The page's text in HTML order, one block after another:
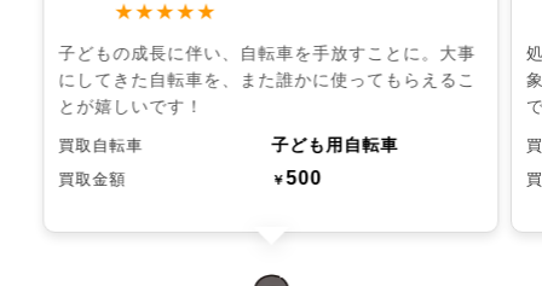
★★★★★
子どもの成長に伴い、自転車を手放すことに。大事
にしてきた自転車を、また誰かに使ってもらえるこ
とが嬉しいです！
買取自転車 子ども用自転車
買取金額 ￥500